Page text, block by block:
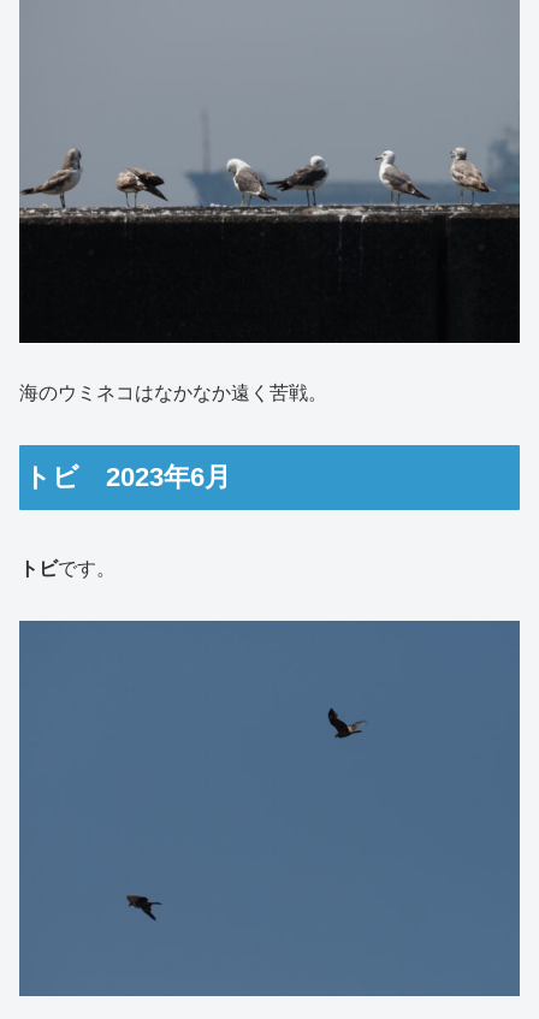
海のウミネコはなかなか遠く苦戦。
トビ 2023年6月
トビです。